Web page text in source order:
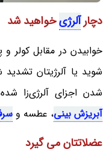
دچارآلرژیخواهید شد
خوابیدن در مقابل کولر
شوید یا آلرژیتان
شدن اجزای آلرژی‌زا
آبریزش بینی، عطسه و
عضلاتتان می گیرد